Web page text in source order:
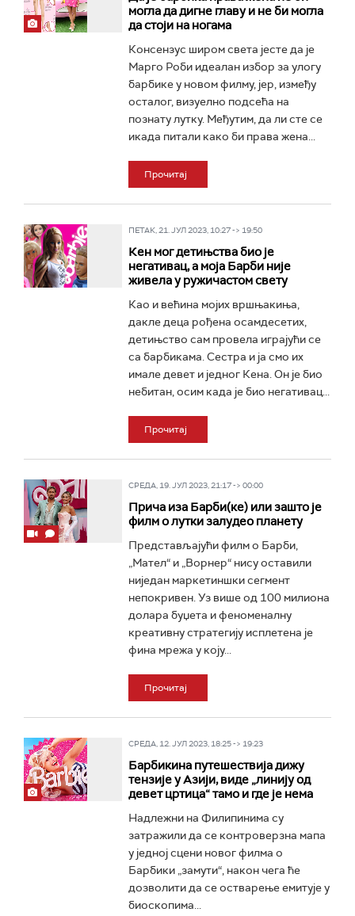
могла да дигне главу и не би могла
да стоји на ногама
Консензус широм света јесте да је
Марго Роби идеалан избор за улогу
барбике у новом филму, јер, између
осталог, визуелно подсећа на
познату лутку. Међутим, да ли сте се
икада питали како би права жена...
Прочитај
ПЕТАК, 21. ЈУЛ 2023, 10:27 -> 19:50
Кен мог детињства био је
негативац, а моја Барби није
живела у ружичастом свету
Као и већина мојих вршњакиња,
дакле деца рођена осамдесетих,
детињство сам провела играјући се
са барбикама. Сестра и ја смо их
имале девет и једног Кена. Он је био
небитан, осим када је био негативац...
Прочитај
СРЕДА, 19. ЈУЛ 2023, 21:17 -> 00:00
Прича иза Барби(ке) или зашто је
филм о лутки залудео планету
Представљајући филм о Барби,
„Мател“ и „Ворнер“ нису оставили
ниједан маркетиншки сегмент
непокривен. Уз више од 100 милиона
долара буџета и феноменалну
креативну стратегију исплетена је
фина мрежа у коју...
Прочитај
СРЕДА, 12. ЈУЛ 2023, 18:25 -> 19:23
Барбикина путешествија дижу
тензије у Азији, виде „линију од
девет цртица“ тамо и где је нема
Надлежни на Филипинима су
затражили да се контроверзна мапа
у једној сцени новог филма о
Барбики „замути“, након чега ће
дозволити да се остварење емитује у
биоскопима...